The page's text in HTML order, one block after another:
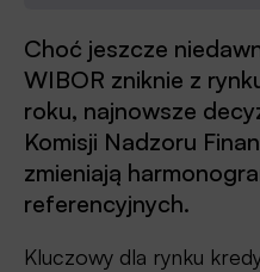
Choć jeszcze
WIBOR zniknie z
roku, najnowsze
Komisji Nadzoru
zmieniają
referencyjnych.
Kluczowy dla rynku